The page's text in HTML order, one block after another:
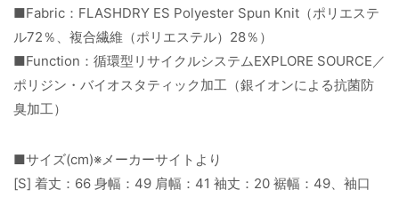
■Fabric：FLASHDRY ES Polyester Spun Knit（ポリエステ
ル72％、複合繊維（ポリエステル）28％）
■Function：循環型リサイクルシステムEXPLORE SOURCE／
ポリジン・バイオスタティック加工（銀イオンによる抗菌防
臭加工）
■サイズ(cm)※メーカーサイトより
[S] 着丈：66 身幅：49 肩幅：41 袖丈：20 裾幅：49、袖口